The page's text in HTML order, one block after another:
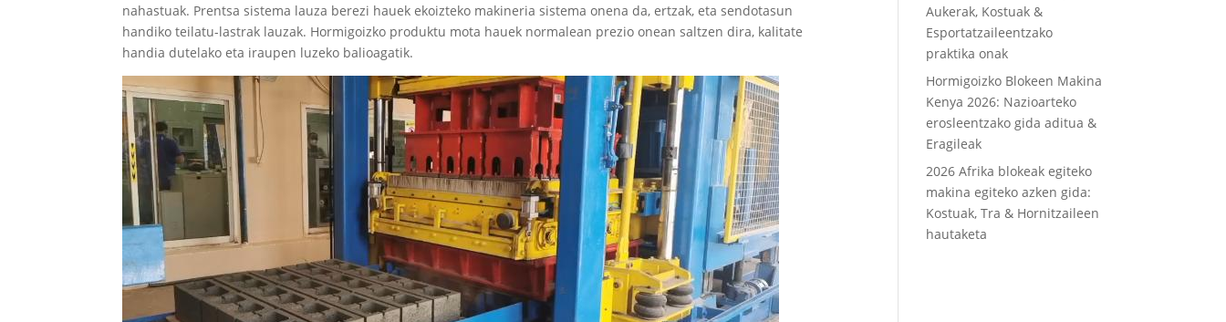
nahastuak. Prentsa sistema lauza berezi hauek ekoizteko makineria sistema onena da, ertzak, eta sendotasun
handiko teilatu-lastrak lauzak. Hormigoizko produktu mota hauek normalean prezio onean saltzen dira, kalitate
handia dutelako eta iraupen luzeko balioagatik.
Aukerak, Kostuak &
Esportatzaileentzako
praktika onak
Hormigoizko Blokeen Makina
Kenya 2026: Nazioarteko
erosleentzako gida aditua &
Eragileak
2026 Afrika blokeak egiteko
makina egiteko azken gida:
Kostuak, Tra & Hornitzaileen
hautaketa